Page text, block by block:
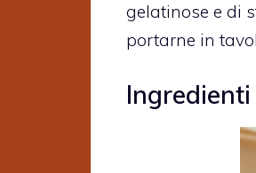
gelatinose e di
portarne in